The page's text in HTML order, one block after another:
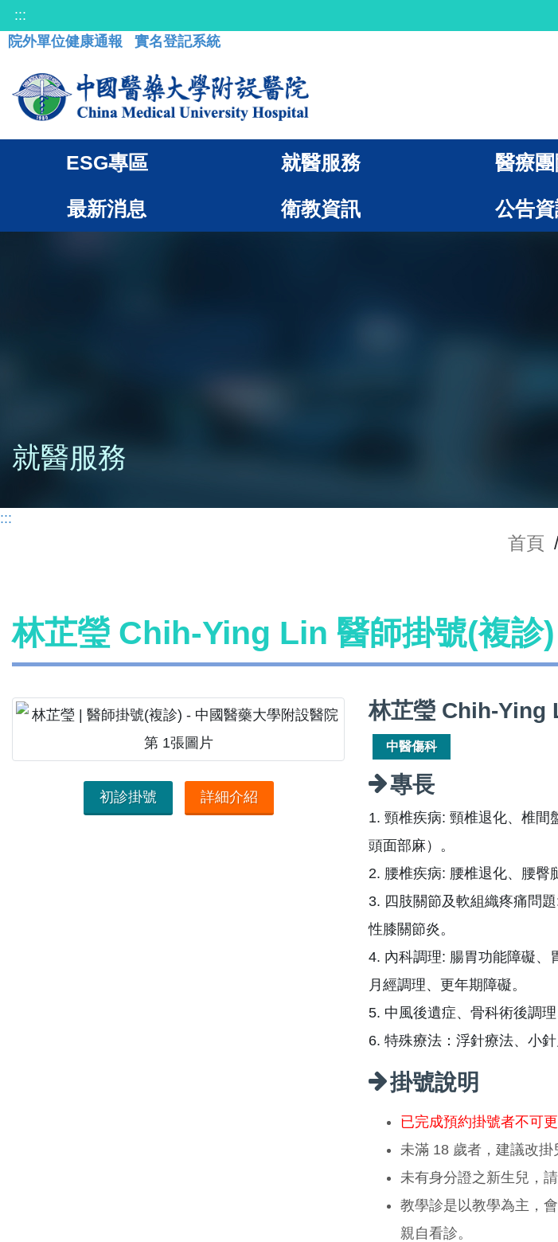
:::
院外單位健康通報
實名登記系統
ESG專區 就醫服務 醫療
最新消息 衛教資訊 公告
就醫服務
:::
首頁 /
林芷瑩 Chih-Ying Lin 醫師掛號(複診)
初診掛號 詳細介紹
林芷瑩 Chih-Ying
中醫傷科
專長
1. 頸椎疾病: 頸椎退化、椎間
頭面部麻）。
2. 腰椎疾病: 腰椎退化、腰臀
3. 四肢關節及軟組織疼痛問
性膝關節炎。
4. 內科調理: 腸胃功能障礙、
月經調理、更年期障礙。
5. 中風後遺症、骨科術後調
6. 特殊療法：浮針療法、小針
掛號說明
已完成預約掛號者不可
未滿 18 歲者，建議改掛
未有身分證之新生兒，
教學診是以教學為主，
親自看診。